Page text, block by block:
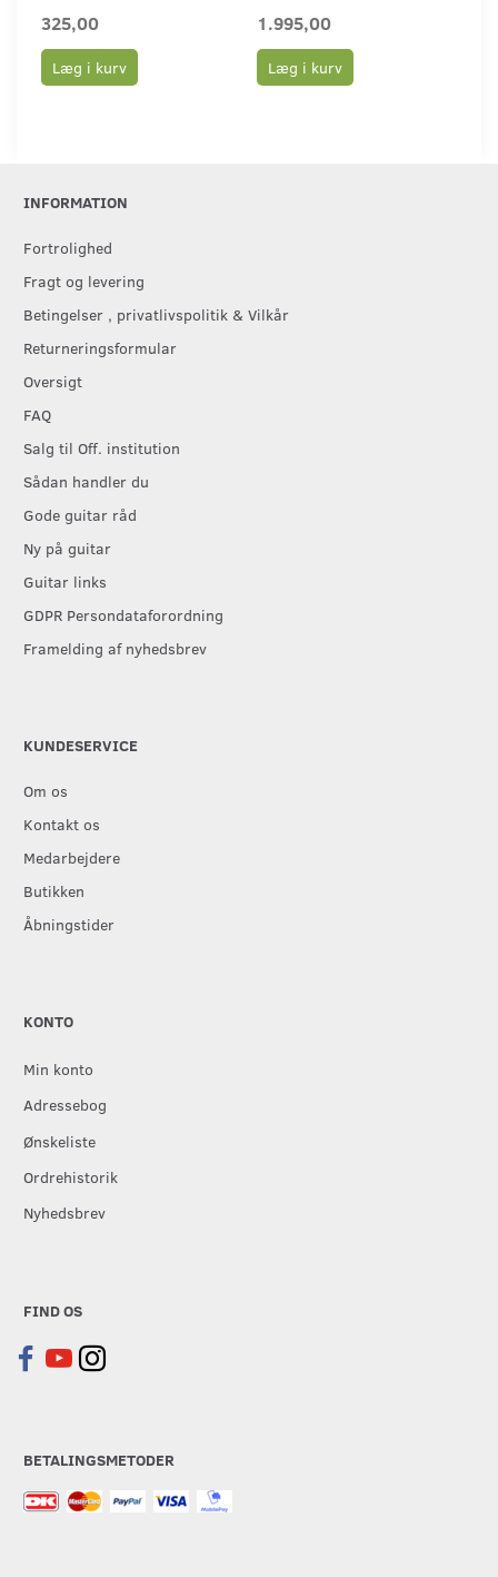
325,00
Læg i kurv
1.995,00
Læg i kurv
INFORMATION
Fortrolighed
Fragt og levering
Betingelser , privatlivspolitik & Vilkår
Returneringsformular
Oversigt
FAQ
Salg til Off. institution
Sådan handler du
Gode guitar råd
Ny på guitar
Guitar links
GDPR Persondataforordning
Framelding af nyhedsbrev
KUNDESERVICE
Om os
Kontakt os
Medarbejdere
Butikken
Åbningstider
KONTO
Min konto
Adressebog
Ønskeliste
Ordrehistorik
Nyhedsbrev
FIND OS
BETALINGSMETODER